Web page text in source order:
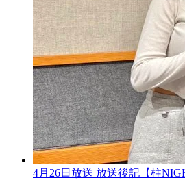
4月26日放送 放送後記【柱